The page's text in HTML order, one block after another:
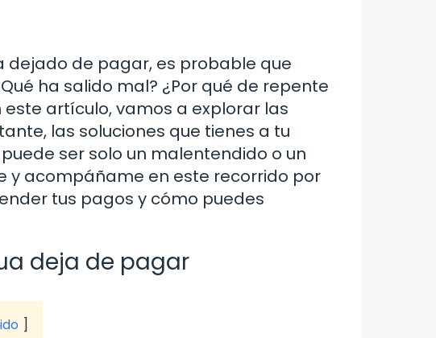
dejado de pagar, es probable que
ha salido mal? ¿Por qué de repente
artículo, vamos a explorar las
las soluciones que tienes a tu
ser solo un malentendido o un
y acompáñame en este recorrido por
tus pagos y cómo puedes
deja de pagar